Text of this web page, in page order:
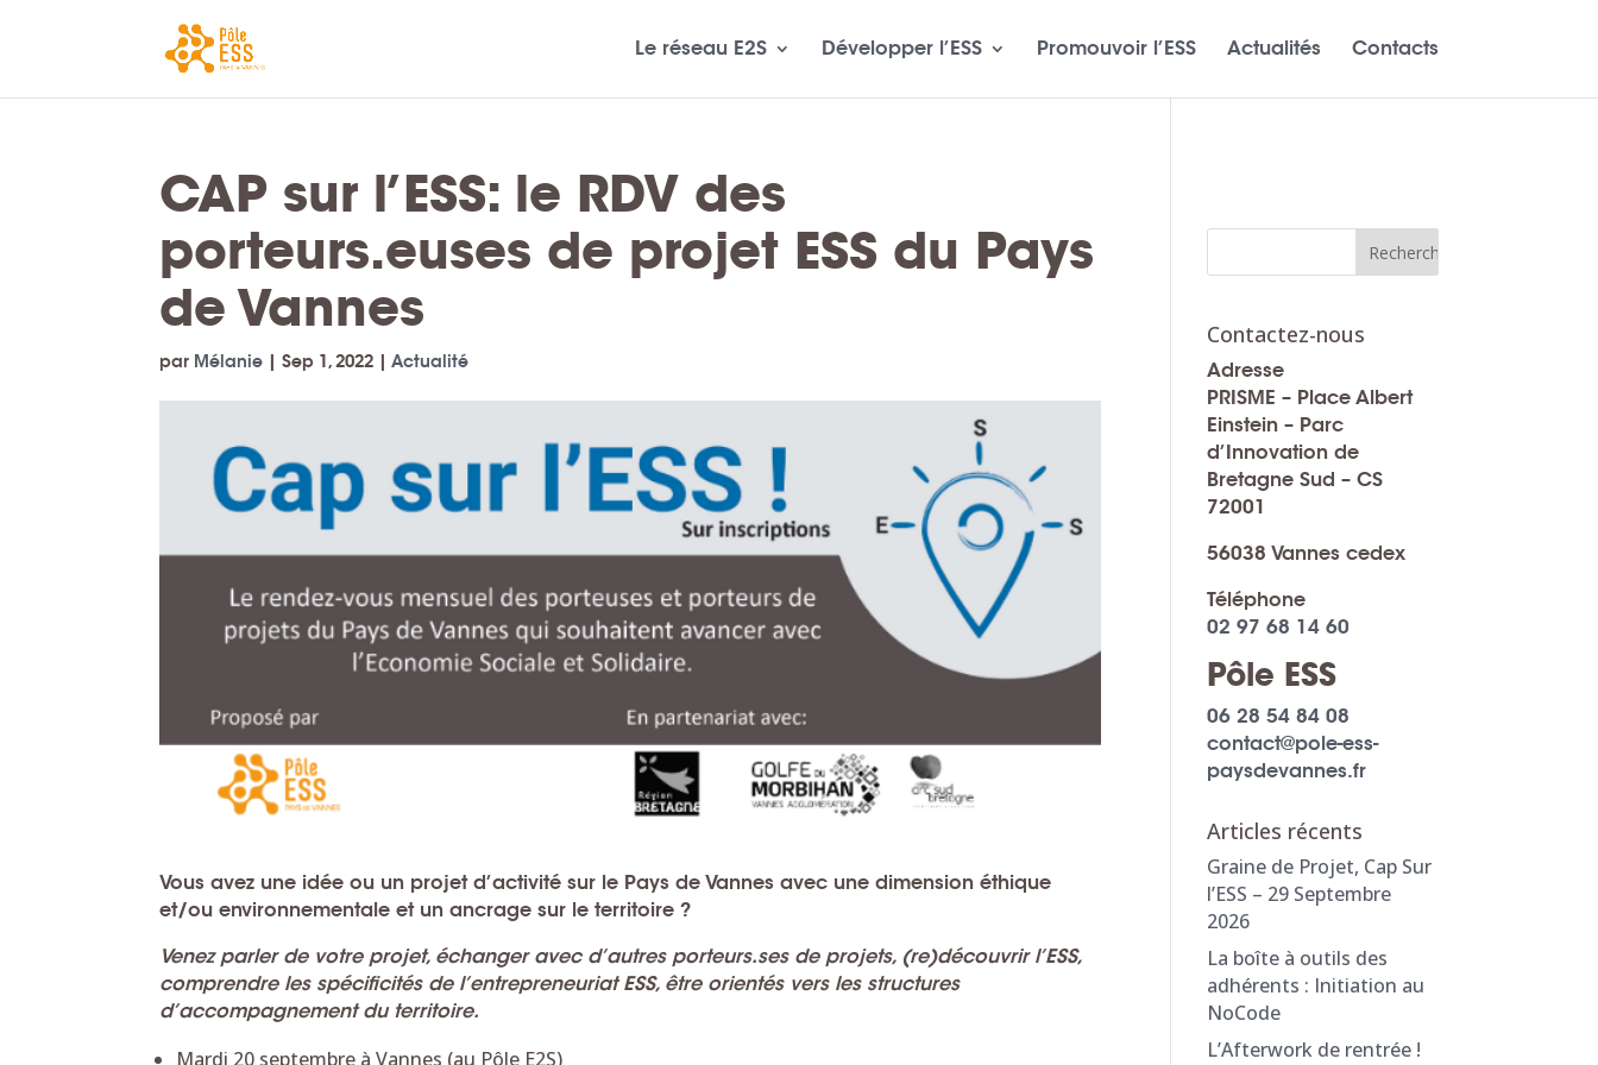
Le réseau E2S Développer l’ESS Promouvoir l’ESS Actualités Contacts
CAP sur l’ESS: le RDV des
porteurs.euses de projet ESS du Pays
de Vannes
par Mélanie |Sep 1, 2022 |Actualité
Vous avez une idée ou un projet d’activité sur le Pays de Vannesavec unedimension éthique
et/ou environnementaleet unancrage sur le territoire ?
Venez parler de votre projet, échanger avec d’autres porteurs.ses de projets, (re)découvrir l’ESS,
comprendre les spécificités de l’entrepreneuriat ESS, être orientés vers les structures
d’accompagnement du territoire.
Mardi 20 septembre à Vannes (au Pôle E2S)
Contactez-nous
Adresse
PRISME – Place Albert
Einstein – Parc
d’Innovation de
Bretagne Sud – CS
72001
56038 Vannes cedex
Téléphone
02 97 68 14 60
Pôle ESS
06 28 54 84 08
contact@pole-ess-
paysdevannes.fr
Articles récents
Graine de Projet, Cap Sur
l’ESS – 29 Septembre
2026
La boîte à outils des
adhérents : Initiation au
NoCode
L’Afterwork de rentrée !